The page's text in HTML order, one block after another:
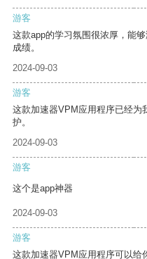
游客
这款app的学习氛围很浓厚，能
成绩。
2024-09-03
游客
这款加速器VPM应用程序已经为
护。
2024-09-03
游客
这个是app神器
2024-09-03
游客
这款加速器VPM应用程序可以给